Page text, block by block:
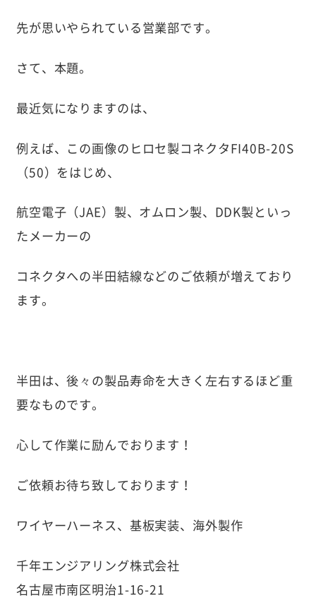
先が思いやられている営業部です。
さて、本題。
最近気になりますのは、
例えば、この画像のヒロセ製コネクタFI40B-20S
（50）をはじめ、
航空電子（JAE）製、オムロン製、DDK製といっ
たメーカーの
コネクタへの半田結線などのご依頼が増えており
ます。
半田は、後々の製品寿命を大きく左右するほど重
要なものです。
心して作業に励んでおります！
ご依頼お待ち致しております！
ワイヤーハーネス、基板実装、海外製作
千年エンジアリング株式会社
名古屋市南区明治1-16-21